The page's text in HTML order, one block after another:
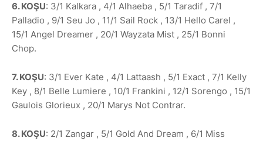
6. KOŞU: 3/1 Kalkara , 4/1 Alhaeba , 5/1 Taradif , 7/1
Palladio , 9/1 Seu Jo , 11/1 Sail Rock , 13/1 Hello Carel ,
15/1 Angel Dreamer , 20/1 Wayzata Mist , 25/1 Bonni
Chop.
7. KOŞU: 3/1 Ever Kate , 4/1 Lattaash , 5/1 Exact , 7/1 Kelly
Key , 8/1 Belle Lumiere , 10/1 Frankini , 12/1 Sorengo , 15/1
Gaulois Glorieux , 20/1 Marys Not Contrar.
8. KOŞU: 2/1 Zangar , 5/1 Gold And Dream , 6/1 Miss